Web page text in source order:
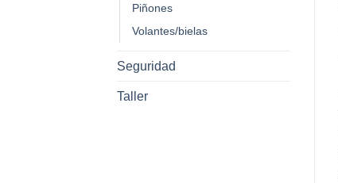
Piñones
Volantes/bielas
Seguridad
Taller